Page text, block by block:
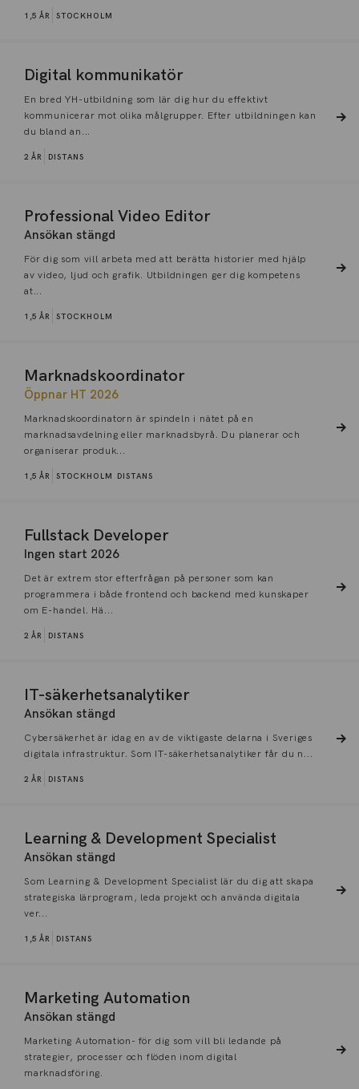
1,5 ÅR STOCKHOLM
Digital kommunikatör
En bred YH-utbildning som lär dig hur du effektivt
kommunicerar mot olika målgrupper. Efter utbildningen kan
du bland an...
2 ÅR DISTANS
Professional Video Editor
Ansökan stängd
För dig som vill arbeta med att berätta historier med hjälp
av video, ljud och grafik. Utbildningen ger dig kompetens
at...
1,5 ÅR STOCKHOLM
Marknadskoordinator
Öppnar HT 2026
Marknadskoordinatorn är spindeln i nätet på en
marknadsavdelning eller marknadsbyrå. Du planerar och
organiserar produk...
1,5 ÅR STOCKHOLM DISTANS
Fullstack Developer
Ingen start 2026
Det är extrem stor efterfrågan på personer som kan
programmera i både frontend och backend med kunskaper
om E-handel. Hä...
2 ÅR DISTANS
IT-säkerhetsanalytiker
Ansökan stängd
Cybersäkerhet är idag en av de viktigaste delarna i Sveriges
digitala infrastruktur. Som IT-säkerhetsanalytiker får du n...
2 ÅR DISTANS
Learning & Development Specialist
Ansökan stängd
Som Learning & Development Specialist lär du dig att skapa
strategiska lärprogram, leda projekt och använda digitala
ver...
1,5 ÅR DISTANS
Marketing Automation
Ansökan stängd
Marketing Automation- för dig som vill bli ledande på
strategier, processer och flöden inom digital
marknadsföring.